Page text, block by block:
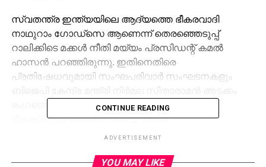
സ്വതന്ത്ര ഇന്ത്യയിലെ ആദ്യത്തെ ഭീകരവാദി
നാഥുറാം ഗോഡ്‌സെ ആണെന്ന് തെരഞ്ഞെടുപ്പ്
റാലിക്കിടെ മക്കള്‍ നീതി മയ്യം പ്രസിഡന്റ് കമല്‍
ഹാസന്‍ പറഞ്ഞിരുന്നു. ഇതിനെതിരെ
പ്രതിഷേധവുമായി സംഘപരിവാര്‍ സംഘടനകളും
രംഗത്തെത്തിയിരുന്നു. കൊലപാതകിയെയും
ഭീകരനെയും കമലിനു തിരിച്ചറിയാൻ
സാധിക്കുന്നില്ലെന്നായിരുന്നു നിർമല സീതാരാമന്റെ
പ്രയോഗവുമായി മലേഗാവ് സ്ഫോടനക്കേസിലെ പ്രതി
CONTINUE READING
ADVERTISEMENT
YOU MAY LIKE